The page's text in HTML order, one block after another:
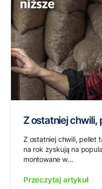
Z ostatniej chwili,
Z ostatniej chwili, pellet
na rok zyskują na
montowane w...
Przeczytaj artykuł